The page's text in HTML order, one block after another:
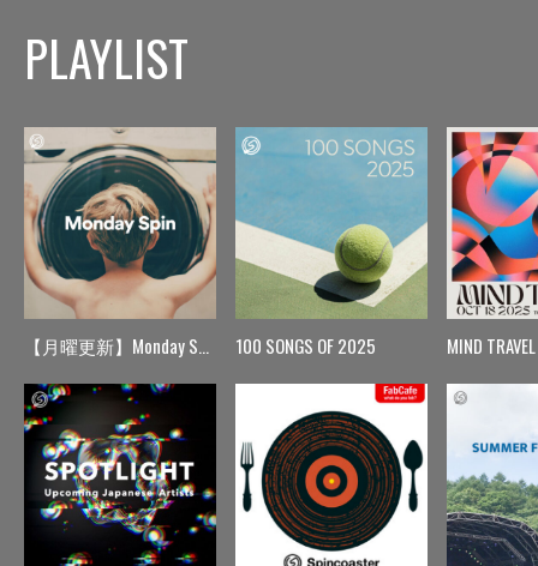
PLAYLIST
【月曜更新】Monday Spin 100 SONGS OF 2025 MIND TRAVEL